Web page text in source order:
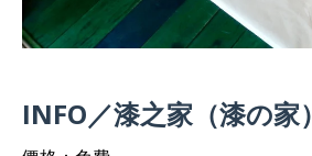
INFO／漆之家（漆の家）